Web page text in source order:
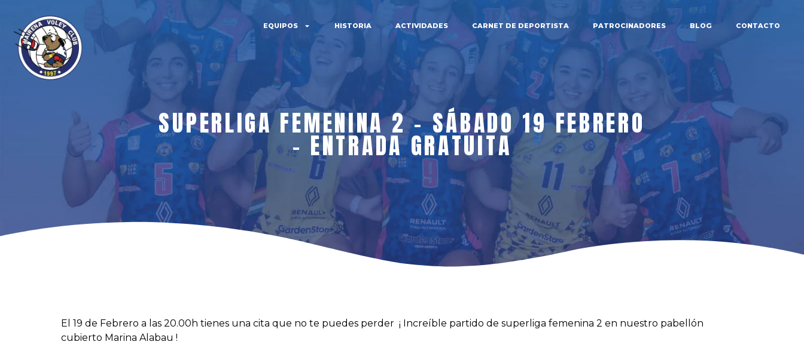
EQUIPOS HISTORIA ACTIVIDADES CARNET DE DEPORTISTA PATROCINADORES BLOG CONTACTO
SUPERLIGA FEMENINA 2 – SÁBADO 19 FEBRERO
– ENTRADA GRATUITA
El 19 de Febrero a las 20.00h tienes una cita que no te puedes perder ¡ Increíble partido de superliga femenina 2 en nuestro pabellón
cubierto Marina Alabau !